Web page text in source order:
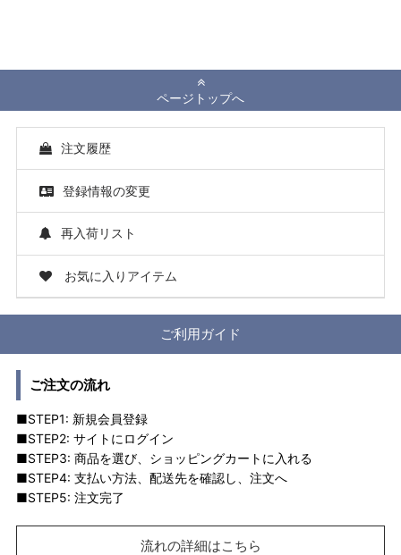
ページトップへ
注文履歴
登録情報の変更
再入荷リスト
お気に入りアイテム
ご利用ガイド
ご注文の流れ
■STEP1: 新規会員登録
■STEP2: サイトにログイン
■STEP3: 商品を選び、ショッピングカートに入れる
■STEP4: 支払い方法、配送先を確認し、注文へ
■STEP5: 注文完了
流れの詳細はこちら